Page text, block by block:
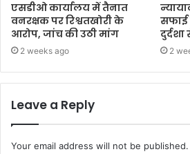
एसडीओ कार्यालय में तैनात
वनरक्षक पर रिश्वतखोरी के
आरोप, जांच की उठी मांग
2 weeks ago
सफाई
2
Leave a Reply
Your email address will not be published.